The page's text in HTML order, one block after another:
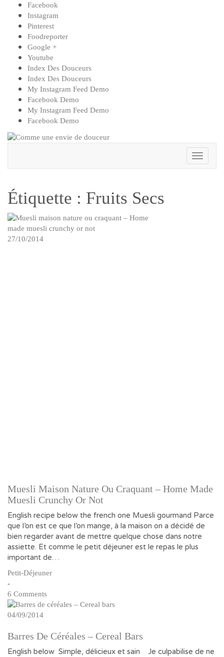
content
Facebook
Instagram
Pinterest
Foodreporter
Google +
Youtube
Index Des Douceurs
Index Des Douceurs
My Instagram Feed Demo
Facebook Demo
My Instagram Feed Demo
Facebook Demo
Toggle
Étiquette : Fruits Secs
27/10/2014
Muesli Maison Nature Ou Craquant – Home Made
Muesli Crunchy Or Not
English recipe below the french one Muesli gourmand Parce
que l’on est ce que l’on mange, à la maison on a décidé de
bien regarder avant de mettre quelque chose dans notre
assiette. Et comme le petit déjeuner est le repas le plus
important de…
Petit-Déjeuner
-
6 Comments
04/09/2014
Barres De Céréales – Cereal Bars
English below Simple, délicieux et sain Je culpabilise de ne